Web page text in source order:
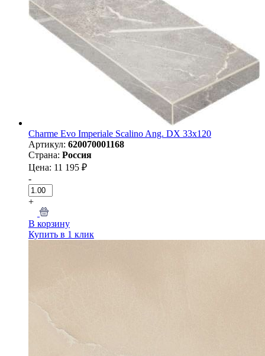
Charme Evo Imperiale Scalino Ang. DX 33x120
Артикул: 620070001168
Страна: Россия
Цена: 11 195 ₽
-
+
В корзину
Купить в 1 клик